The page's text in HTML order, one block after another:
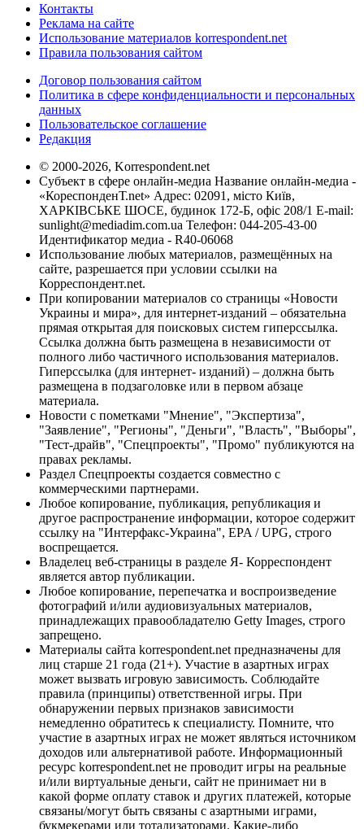
Контакты
Реклама на сайте
Использование материалов korrespondent.net
Правила пользования сайтом
Договор пользования сайтом
Политика в сфере конфиденциальности и персональных
данных
Пользовательское соглашение
Редакция
© 2000-2026, Korrespondent.net
Субъект в сфере онлайн-медиа Название онлайн-медиа -
«КореспонденТ.net» Адрес: 02091, місто Київ,
ХАРКІВСЬКЕ ШОСЕ, будинок 172-Б, офіс 208/1 E-mail:
sunlight@mediadim.com.ua Телефон: 044-205-43-00
Идентификатор медиа - R40-06068
Использование любых материалов, размещённых на
сайте, разрешается при условии ссылки на
Корреспондент.net.
При копировании материалов со страницы «Новости
Украины и мира», для интернет-изданий – обязательна
прямая открытая для поисковых систем гиперссылка.
Ссылка должна быть размещена в независимости от
полного либо частичного использования материалов.
Гиперссылка (для интернет- изданий) – должна быть
размещена в подзаголовке или в первом абзаце
материала.
Новости с пометками "Мнение", "Экспертиза",
"Заявление", "Регионы", "Деньги", "Власть", "Выборы",
"Тест-драйв", "Спецпроекты", "Промо" публикуются на
правах рекламы.
Раздел Спецпроекты создается совместно с
коммерческими партнерами.
Любое копирование, публикация, републикация и
другое распространение информации, которое содержит
ссылку на "Интерфакс-Украина", EPA / UPG, строго
воспрещается.
Владелец веб-страницы в разделе Я- Корреспондент
является автор публикации.
Любое копирование, перепечатка и воспроизведение
фотографий и/или аудиовизуальных материалов,
принадлежащих правообладателю Getty Images, строго
запрещено.
Материалы сайта korrespondent.net предназначены для
лиц старше 21 года (21+). Участие в азартных играх
может вызвать игровую зависимость. Соблюдайте
правила (принципы) ответственной игры. При
обнаружении первых признаков зависимости
немедленно обратитесь к специалисту. Помните, что
участие в азартных играх не может являться источником
доходов или альтернативой работе. Информационный
ресурс korrespondent.net не проводит игры на реальные
и/или виртуальные деньги, сайт не принимает ни в
какой форме оплату ставок и других платежей, которые
связаны/могут быть связаны с азартными играми,
букмекерами или тотализаторами. Какие-либо